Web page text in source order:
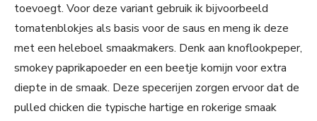
toevoegt. Voor deze variant gebruik ik bijvoorbeeld
tomatenblokjes als basis voor de saus en meng ik deze
met een heleboel smaakmakers. Denk aan knoflookpeper,
smokey paprikapoeder en een beetje komijn voor extra
diepte in de smaak. Deze specerijen zorgen ervoor dat de
pulled chicken die typische hartige en rokerige smaak